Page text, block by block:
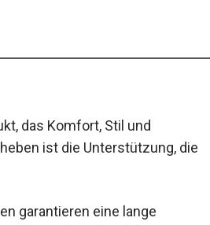
das Komfort, Stil und
ist die Unterstützung, die
garantieren eine lange